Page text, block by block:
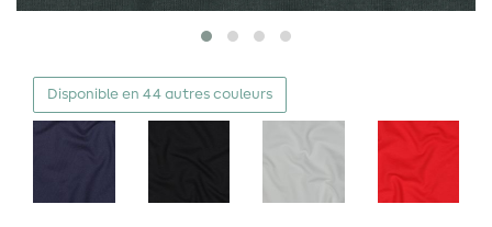
Disponible en 44 autres couleurs